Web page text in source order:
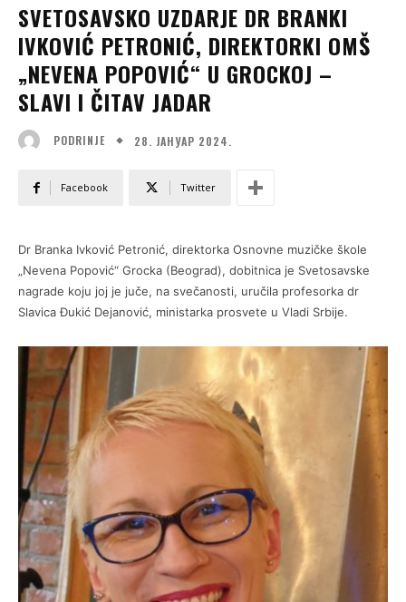
SVETOSAVSKO UZDARJE DR BRANKI
IVKOVIĆ PETRONIĆ, DIREKTORKI OMŠ
„NEVENA POPOVIĆ“ U GROCKOJ –
SLAVI I ČITAV JADAR
PODRINJE 28. ЈАНУАР 2024.
Facebook Twitter
Dr Branka Ivković Petronić, direktorka Osnovne muzičke škole
„Nevena Popović“ Grocka (Beograd), dobitnica je Svetosavske
nagrade koju joj je juče, na svečanosti, uručila profesorka dr
Slavica Đukić Dejanović, ministarka prosvete u Vladi Srbije.